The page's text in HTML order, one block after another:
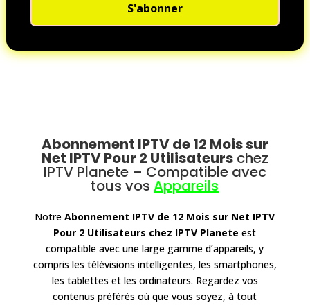
S'abonner
Abonnement IPTV de 12 Mois sur
Net IPTV Pour 2 Utilisateurschez
IPTV Planete– Compatible avec
tous vos Appareils
NotreAbonnement IPTV de 12 Mois sur Net IPTV
Pour 2 Utilisateurs chez IPTV Planete est
compatible avec une large gamme d’appareils, y
compris les télévisions intelligentes, les smartphones,
les tablettes et les ordinateurs. Regardez vos
contenus préférés où que vous soyez, à tout